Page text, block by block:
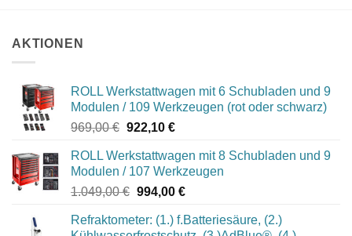
AKTIONEN
ROLL Werkstattwagen mit 6 Schubladen und 9
Modulen / 109 Werkzeugen (rot oder schwarz)
969,00€ Ursprünglicher
war:
969,00 €
922,10 €Aktueller
ist:
922,10 €.
ROLL Werkstattwagen mit 8 Schubladen und 9
Modulen / 107 Werkzeugen
1.049,00€ Ursprünglicher
war:
994,00 €Aktueller
ist:
Refraktometer: (1.) f.Batteriesäure, (2.)